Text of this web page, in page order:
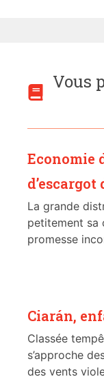
Vous
Economie
La grande
petitement sa
promesse
Ciarán,
Classée
s’approche
des vents